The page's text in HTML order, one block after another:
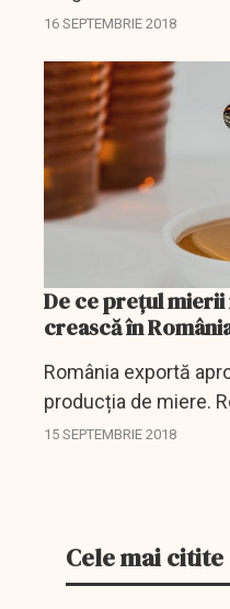
condiţiile în care
16 SEPTEMBRIE 2018
De ce prețul mierii
crească în
România exportă
producția de miere.
înceapă să consume
15 SEPTEMBRIE 2018
Cele mai citite